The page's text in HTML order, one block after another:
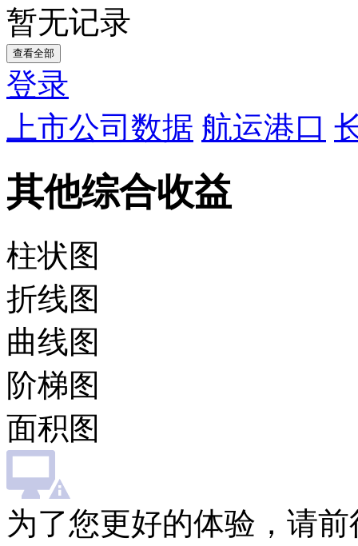
暂无记录
查看全部
登录
上市公司数据 航运港口
其他综合收益
柱状图
折线图
曲线图
阶梯图
面积图
为了您更好的体验，请